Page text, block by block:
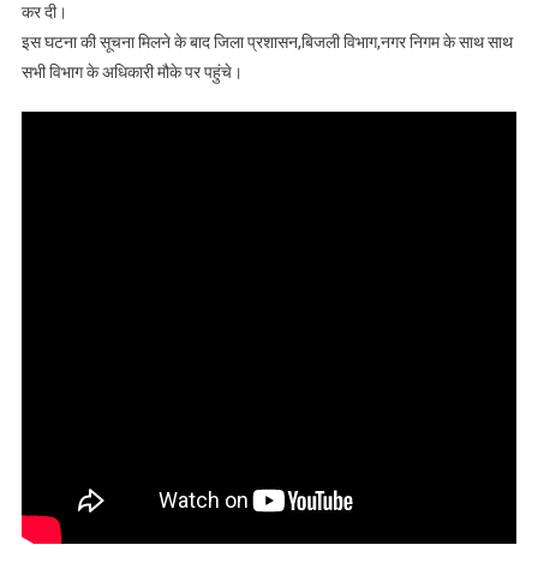
कर दी।
इस घटना की सूचना मिलने के बाद जिला प्रशासन,बिजली विभाग,नगर निगम के साथ साथ
सभी विभाग के अधिकारी मौके पर पहुंचे।